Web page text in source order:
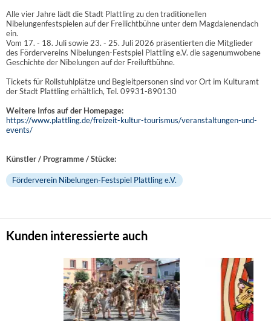
Alle vier Jahre lädt die Stadt Plattling zu den traditionellen
Nibelungenfestspielen auf der Freilichtbühne unter dem Magdalenendach
ein.
Vom 17. - 18. Juli sowie 23. - 25. Juli 2026 präsentierten die Mitglieder
des Fördervereins Nibelungen-Festspiel Plattling e.V. die sagenumwobene
Geschichte der Nibelungen auf der Freiluftbühne.
Tickets für Rollstuhlplätze und Begleitpersonen sind vor Ort im Kulturamt
der Stadt Plattling erhältlich, Tel. 09931-890130
Weitere Infos auf der Homepage:
https://www.plattling.de/freizeit-kultur-tourismus/veranstaltungen-und-
events/
Künstler / Programme / Stücke:
Förderverein Nibelungen-Festspiel Plattling e.V.
Kunden interessierte auch